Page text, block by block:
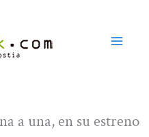
a una, en su estreno